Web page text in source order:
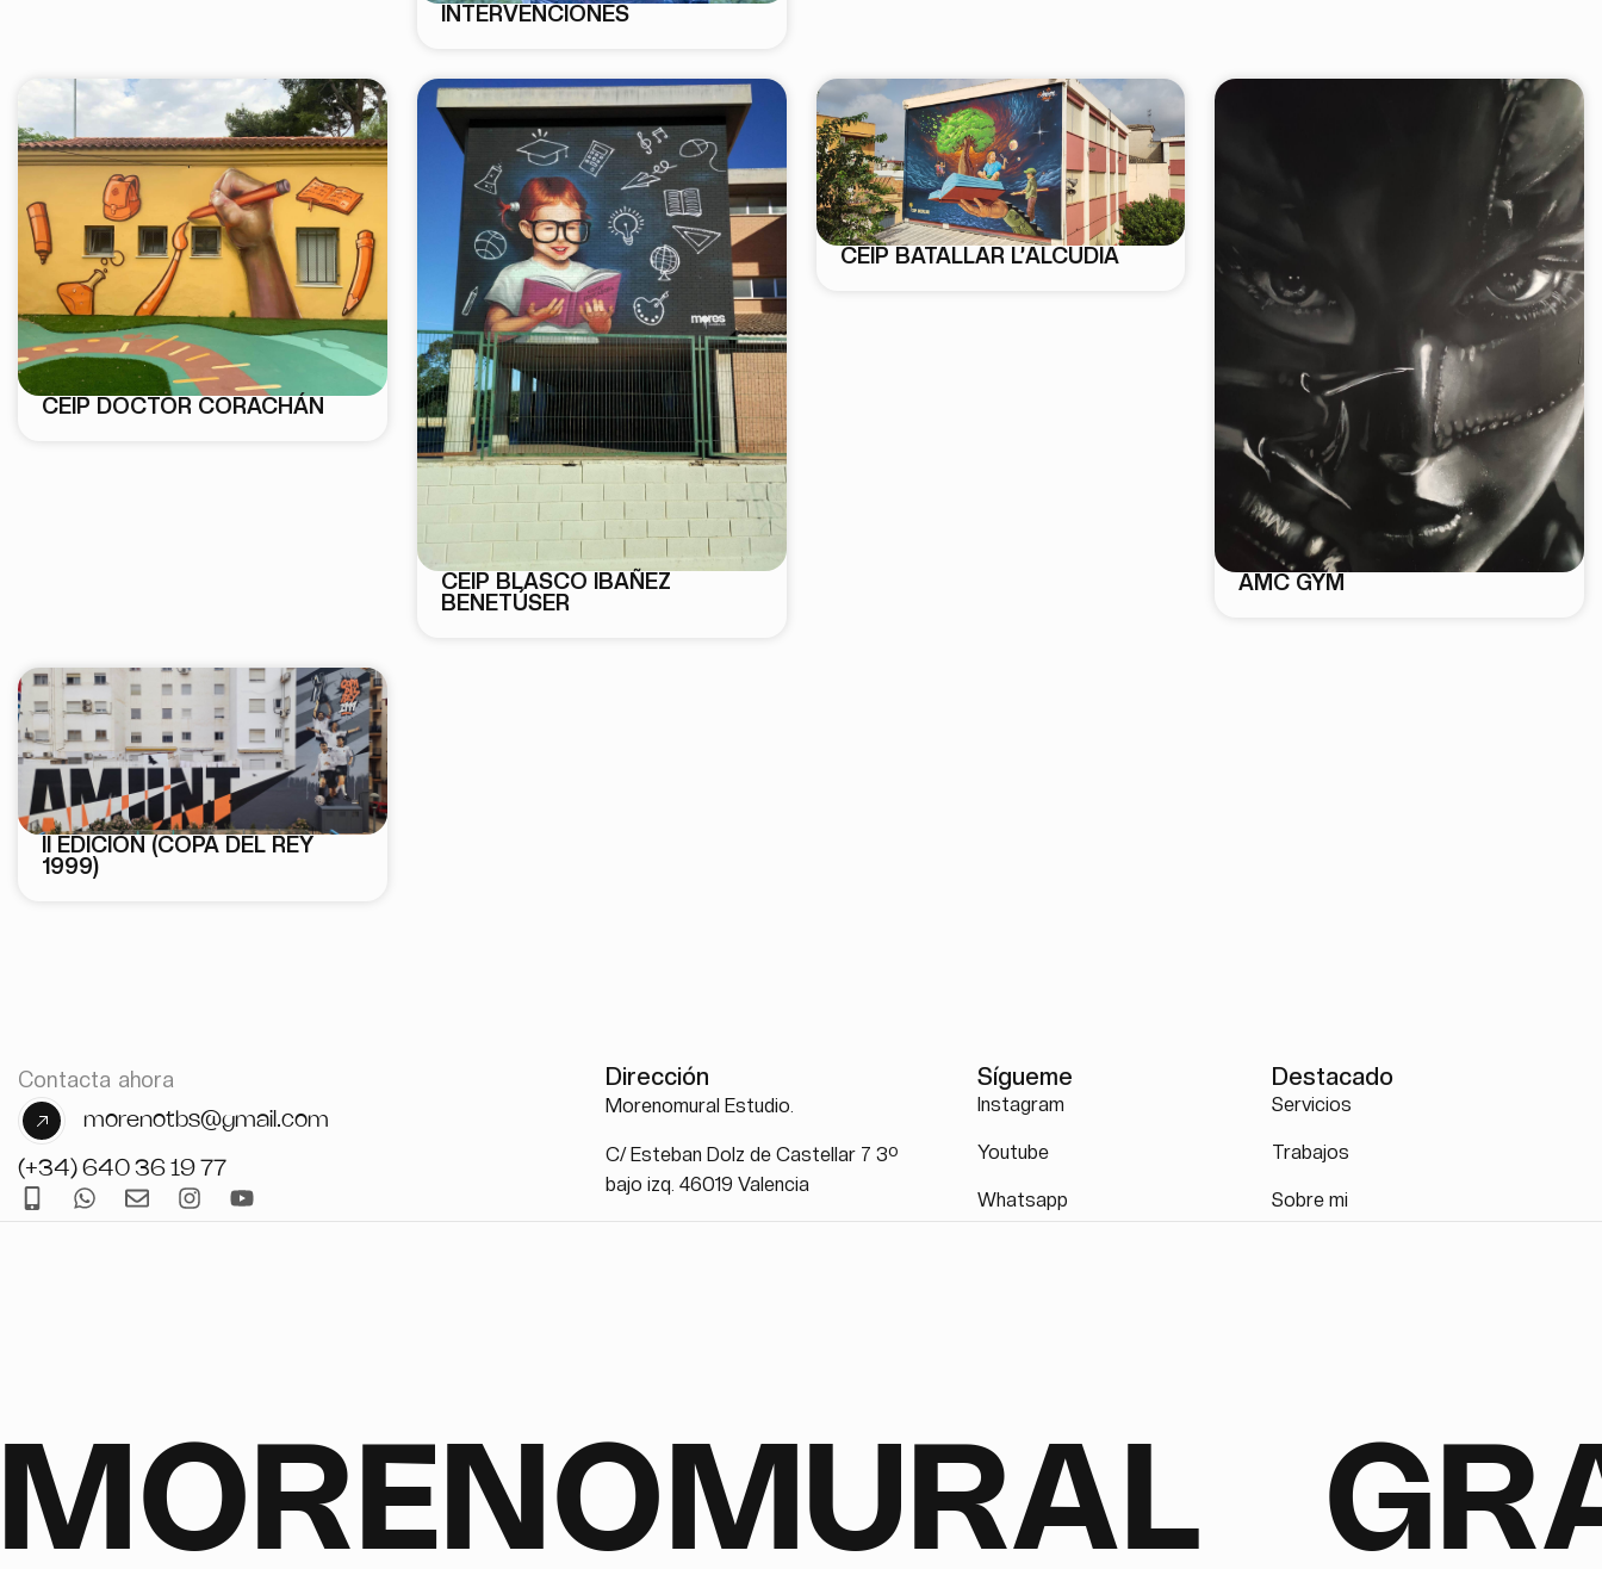
INTERVENCIONES
CEIP DOCTOR CORACHÁN
CEIP BLASCO IBAÑEZ
BENETÚSER
CEIP BATALLAR L’ALCUDIA
AMC GYM
II EDICIÓN (COPA DEL REY
1999)
Contacta ahora
morenotbs@gmail.com
(+34) 640 36 19 77
Dirección
Morenomural Estudio.
C/ Esteban Dolz de Castellar 7 3º
bajo izq. 46019 Valencia
Sígueme
Instagram
Youtube
Whatsapp
Destacado
Servicios
Trabajos
Sobre mi
MORENOMURAL